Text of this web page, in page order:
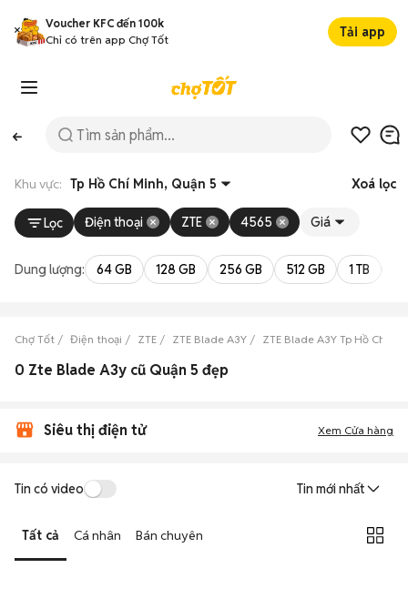
Voucher KFC đến 100k
Chỉ có trên app Chợ Tốt
Tải app
Khu vực: Tp Hồ Chí Minh, Quận 5 Xoá lọc
Lọc Điện thoại ZTE 4565 Giá
Dung lượng: 64 GB 128 GB 256 GB 512 GB 1 TB
Chợ Tốt Điện thoại ZTE ZTE Blade A3Y ZTE Blade A3Y Tp Hồ Chí
0 Zte Blade A3y cũ Quận 5 đẹp
Siêu thị điện tử Xem Cửa hàng
Tin có video Tin mới nhất
Tất cả Cá nhân Bán chuyên